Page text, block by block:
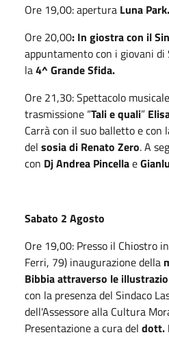
Ore 19,00: apertura Luna Park.
Ore 20,00: In giostra con il
appuntamento con i giovani di
la4^ Grande Sfida.
Ore 21,30: Spettacolo
trasmissione “Tali e quali”
Carrà con il suo balletto e con
del sosia di Renato Zero. A
con Dj Andrea Pincellae
Sabato 2 Agosto
Ore 19,00: Presso il Chiostro
Ferri, 79) inaugurazione della
Bibbia attraverso le
con la presenza del Sindaco
dell'Assessore alla Cultura
Presentazione a cura del dott.